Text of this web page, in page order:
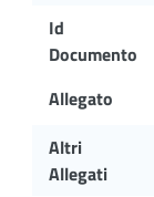
Id
Documento
Allegato
Altri
Allegati